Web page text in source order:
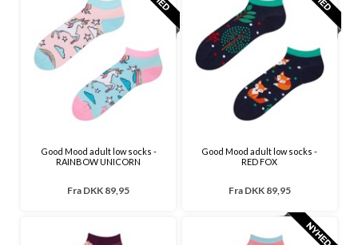
Good Mood adult low socks -
RAINBOW UNICORN
Fra DKK 89,95
Good Mood adult low socks -
RED FOX
Fra DKK 89,95